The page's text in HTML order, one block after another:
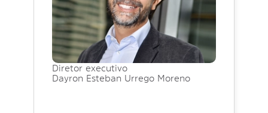
Diretor executivo
Dayron Esteban Urrego Moreno